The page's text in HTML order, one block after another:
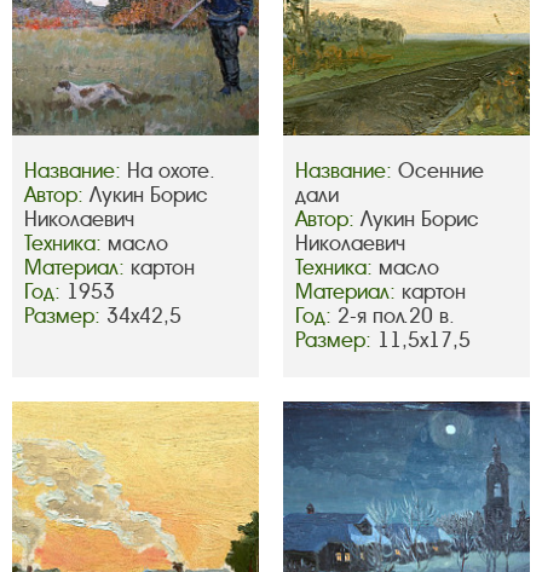
Название: На охоте.
Автор: Лукин Борис
Николаевич
Техника: масло
Материал: картон
Год: 1953
Размер: 34х42,5
Название: Осенние
дали
Автор: Лукин Борис
Николаевич
Техника: масло
Материал: картон
Год: 2-я пол.20 в.
Размер: 11,5х17,5